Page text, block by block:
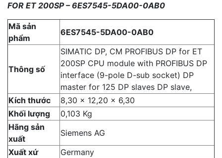
FOR ET 200SP – 6ES7545-5DA00-0AB0
Mã sản
phẩm
6ES7545-5DA00-0AB0
Thông số
SIMATIC DP, CM PROFIBUS DP for ET
200SP CPU module with PROFIBUS DP
interface (9-pole D-sub socket) DP
master for 125 DP slaves DP slave,
Kích thước
8,30 x 12,20 x 6,30
Khối lượng
0,103 Kg
Hãng sản
xuất
Siemens AG
Xuất xứ
Germany